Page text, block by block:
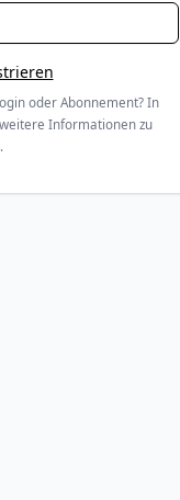
oder Abonnement? In
Informationen zu